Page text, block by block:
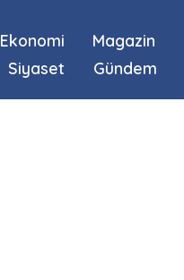
Ekonomi Magazin
Siyaset Gündem